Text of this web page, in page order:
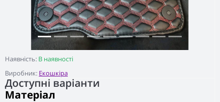
Наявність: В наявності
Виробник: Екошкіра
Доступні варіанти
Матеріал